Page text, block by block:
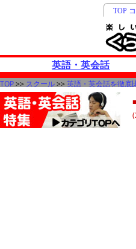
TOP
英語・英会話
TOP>> スクール>> 英語・英会話を徹底